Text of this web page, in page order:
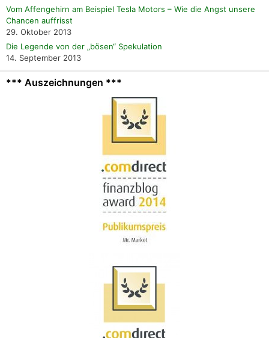
Vom Affengehirn am Beispiel Tesla Motors – Wie die Angst unsere
Chancen auffrisst
29. Oktober 2013
Die Legende von der „bösen“ Spekulation
14. September 2013
*** Auszeichnungen ***